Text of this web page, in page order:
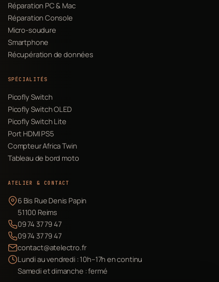
Réparation PC & Mac
Réparation Console
Micro-soudure
Smartphone
Récupération de données
SPÉCIALITÉS
Picofly Switch
Picofly Switch OLED
Picofly Switch Lite
Port HDMI PS5
Compteur Africa Twin
Tableau de bord moto
ATELIER & CONTACT
6 Bis Rue Denis Papin
51100 Reims
09 74 37 79 47
09 74 37 79 47
contact@atelectro.fr
Lundi au vendredi : 10h–17h en continu
Samedi et dimanche : fermé